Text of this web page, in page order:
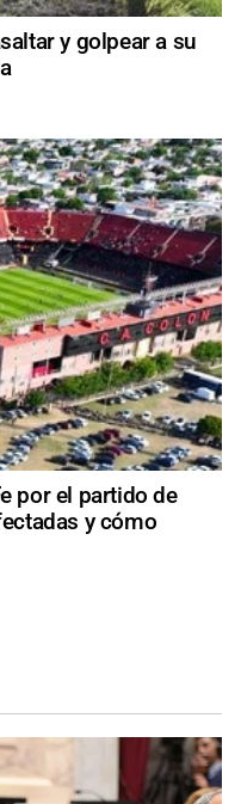
y golpear a su
por el partido de
y cómo